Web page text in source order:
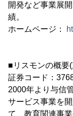
開発など事業展
績。
ホームページ：
■リスモンの概
証券コード：
2000年より与信
サービス事業を
て、教育関連事